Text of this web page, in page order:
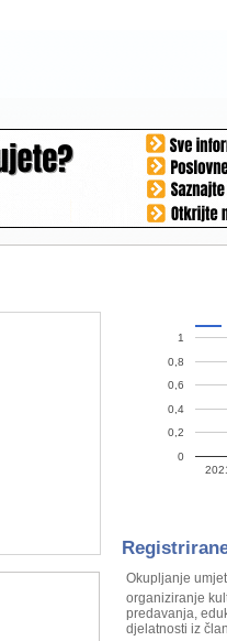
0
0,2
0,4
0,6
0,8
1
Okupljanje
organiziranje
predavanja,
djelatnosti iz